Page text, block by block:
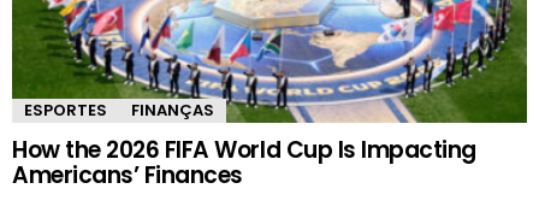
ESPORTES FINANÇAS
How the 2026 FIFA World Cup Is Impacting
Americans’ Finances